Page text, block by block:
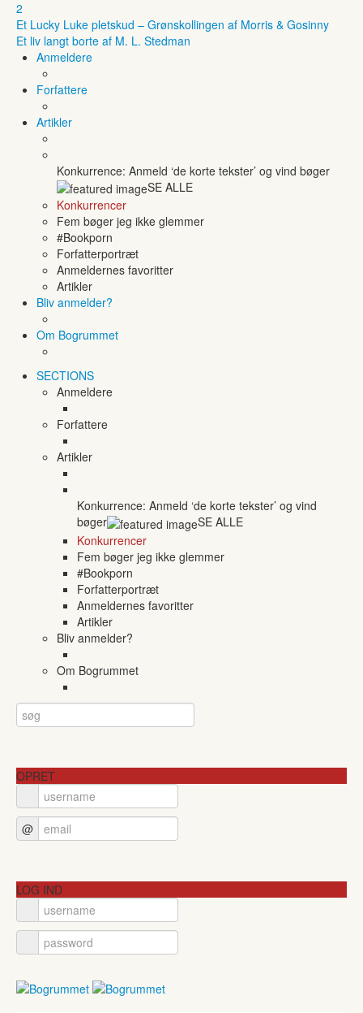
2
Et Lucky Luke pletskud – Grønskollingen af Morris & Gosinny
Et liv langt borte af M. L. Stedman
Anmeldere
Forfattere
Artikler
Konkurrence: Anmeld ‘de korte tekster’ og vind bøger
SE ALLE
Konkurrencer
Fem bøger jeg ikke glemmer
#Bookporn
Forfatterportræt
Anmeldernes favoritter
Artikler
Bliv anmelder?
Om Bogrummet
SECTIONS
Anmeldere
Forfattere
Artikler
Konkurrence: Anmeld ‘de korte tekster’ og vind
bøger
SE ALLE
Konkurrencer
Fem bøger jeg ikke glemmer
#Bookporn
Forfatterportræt
Anmeldernes favoritter
Artikler
Bliv anmelder?
Om Bogrummet
OPRET
@
LOG IND